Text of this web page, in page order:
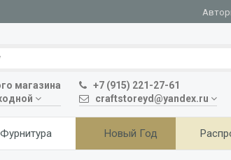
магазина
+7 (915) 221-27-61
craftstoreyd@yandex.ru
Фурнитура Новый Год